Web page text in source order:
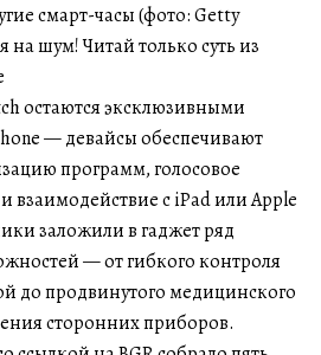
смарт-часы (фото: Getty
на шум! Читай только суть из
остаются эксклюзивными
— девайсы обеспечивают
программ, голосовое
взаимодействие с iPad или Apple
заложили в гаджет ряд
— от гибкого контроля
до продвинутого медицинского
сторонних приборов.